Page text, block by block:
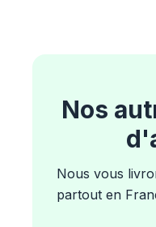
Nos
Nous vous
partout en